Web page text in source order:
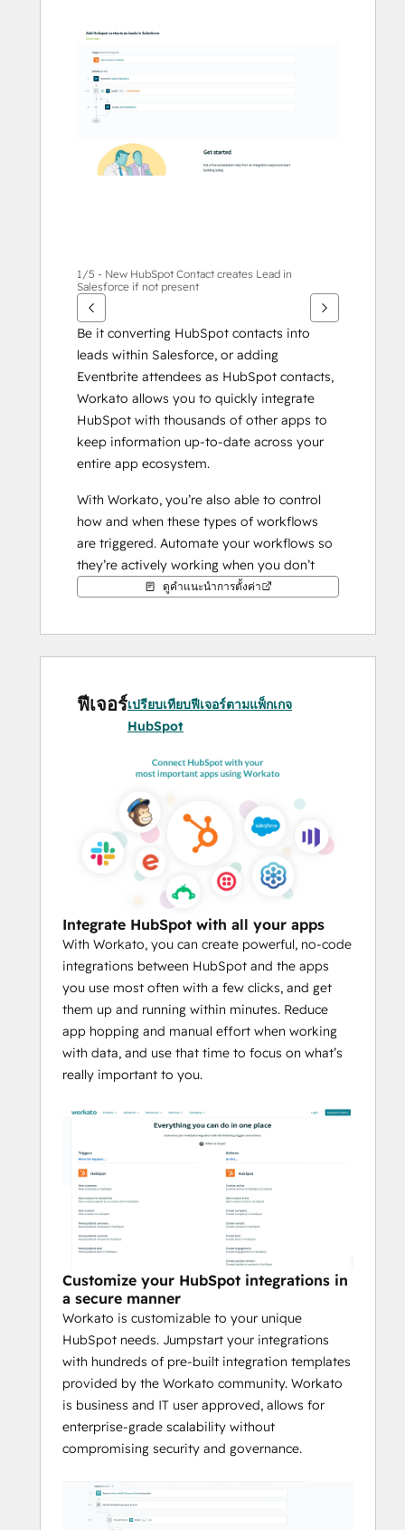
เพื่อ
ราย
รอื่นๆ
1/5 - New HubSpot Contact creates Lead in
Salesforce if not present
Be it converting HubSpot contacts into
leads within Salesforce, or adding
Eventbrite attendees as HubSpot contacts,
Workato allows you to quickly integrate
HubSpot with thousands of other apps to
keep information up-to-date across your
entire app ecosystem.
With Workato, you’re also able to control
how and when these types of workflows
are triggered. Automate your workflows so
they’re actively working when you don’t
have to be. Popular app connections with
Shopify, Google Contacts, QuickBase,
ดูคำแนะนำการตั้งค่า
ฟีเจอร์เปรียบเทียบฟีเจอร์ตามแพ็กเกจ
HubSpot
Integrate HubSpot with all your apps
With Workato, you can create powerful, no-code
integrations between HubSpot and the apps
you use most often with a few clicks, and get
them up and running within minutes. Reduce
app hopping and manual effort when working
with data, and use that time to focus on what’s
really important to you.
Customize your HubSpot integrations in
a secure manner
Workato is customizable to your unique
HubSpot needs. Jumpstart your integrations
with hundreds of pre-built integration templates
provided by the Workato community. Workato
is business and IT user approved, allows for
enterprise-grade scalability without
compromising security and governance.